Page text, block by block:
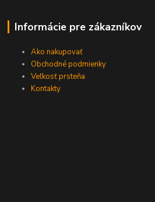
Informácie pre zákazníkov
Ako nakupovať
Obchodné podmienky
Veľkosť prsteňa
Kontakty